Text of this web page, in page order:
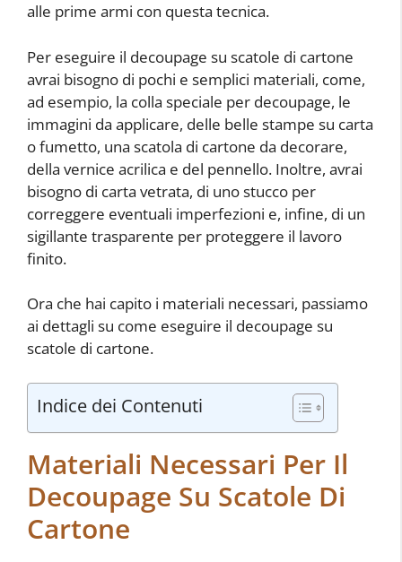
alle prime armi con questa tecnica.
Per eseguire il decoupage su scatole di cartone
avrai bisogno di pochi e semplici materiali, come,
ad esempio, la colla speciale per decoupage, le
immagini da applicare, delle belle stampe su carta
o fumetto, una scatola di cartone da decorare,
della vernice acrilica e del pennello. Inoltre, avrai
bisogno di carta vetrata, di uno stucco per
correggere eventuali imperfezioni e, infine, di un
sigillante trasparente per proteggere il lavoro
finito.
Ora che hai capito i materiali necessari, passiamo
ai dettagli su come eseguire il decoupage su
scatole di cartone.
Indice dei Contenuti
Materiali Necessari Per Il
Decoupage Su Scatole Di
Cartone